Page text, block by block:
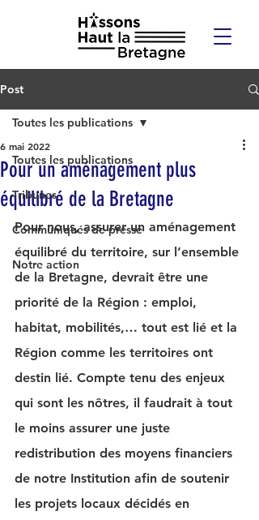
Post
Toutes les publications
Tribunes
Communiqués de presse
Notre action
Toutes les publications
Pour un aménagement plus
équilibré de la Bretagne
6 mai 2022
Pour nous, assurer un aménagement
équilibré du territoire, sur l’ensemble
de la Bretagne, devrait être une
priorité de la Région : emploi,
habitat, mobilités,… tout est lié et la
Région comme les territoires ont
destin lié. Compte tenu des enjeux
qui sont les nôtres, il faudrait à tout
le moins assurer une juste
redistribution des moyens financiers
de notre Institution afin de soutenir
les projets locaux décidés en